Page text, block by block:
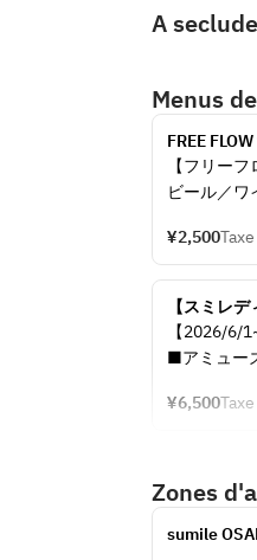
A
Menus
FREE
【フリーフ
ビール／ワ
ッカ／ジン
ンジャエー
ウーロン茶
¥2,500
【スミレデ
【2026/6/
■アミュー
ート"
ーブンパン
■旬魚のフ
プリカのマ
¥6,500
Zones
sumile